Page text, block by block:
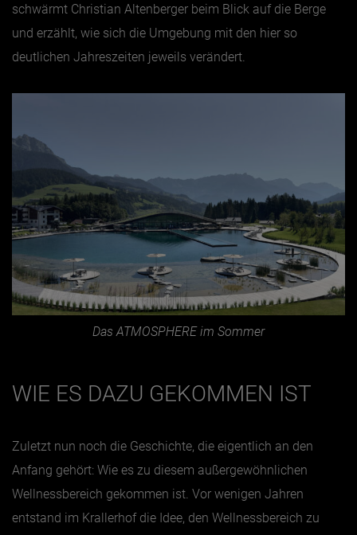
schwärmt Christian Altenberger beim Blick auf die Berge
und erzählt, wie sich die Umgebung mit den hier so
deutlichen Jahreszeiten jeweils verändert.
Das ATMOSPHERE im Sommer
WIE ES DAZU GEKOMMEN IST
Zuletzt nun noch die Geschichte, die eigentlich an den
Anfang gehört: Wie es zu diesem außergewöhnlichen
Wellnessbereich gekommen ist. Vor wenigen Jahren
entstand im Krallerhof die Idee, den Wellnessbereich zu